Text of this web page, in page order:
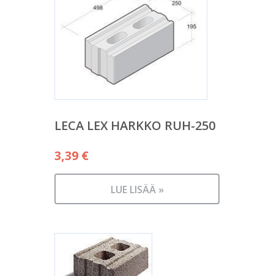
LECA LEX HARKKO RUH-250
3,39 €
LUE LISÄÄ »